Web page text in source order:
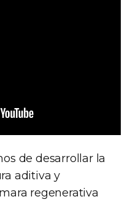
de desarrollar la
aditiva y
regenerativa